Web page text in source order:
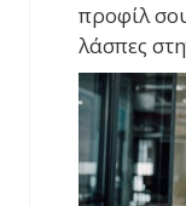
προφίλ
λάσπες